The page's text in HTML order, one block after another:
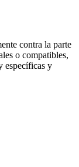
contra la parte
o compatibles,
específicas y